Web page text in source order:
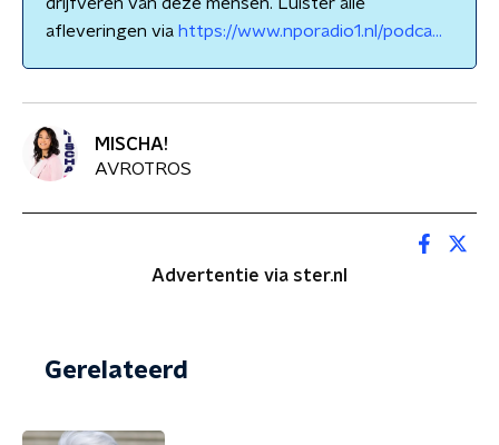
afleveringen via https://www.nporadio1.nl/podca...
MISCHA!
AVROTROS
Advertentie via ster.nl
Gerelateerd